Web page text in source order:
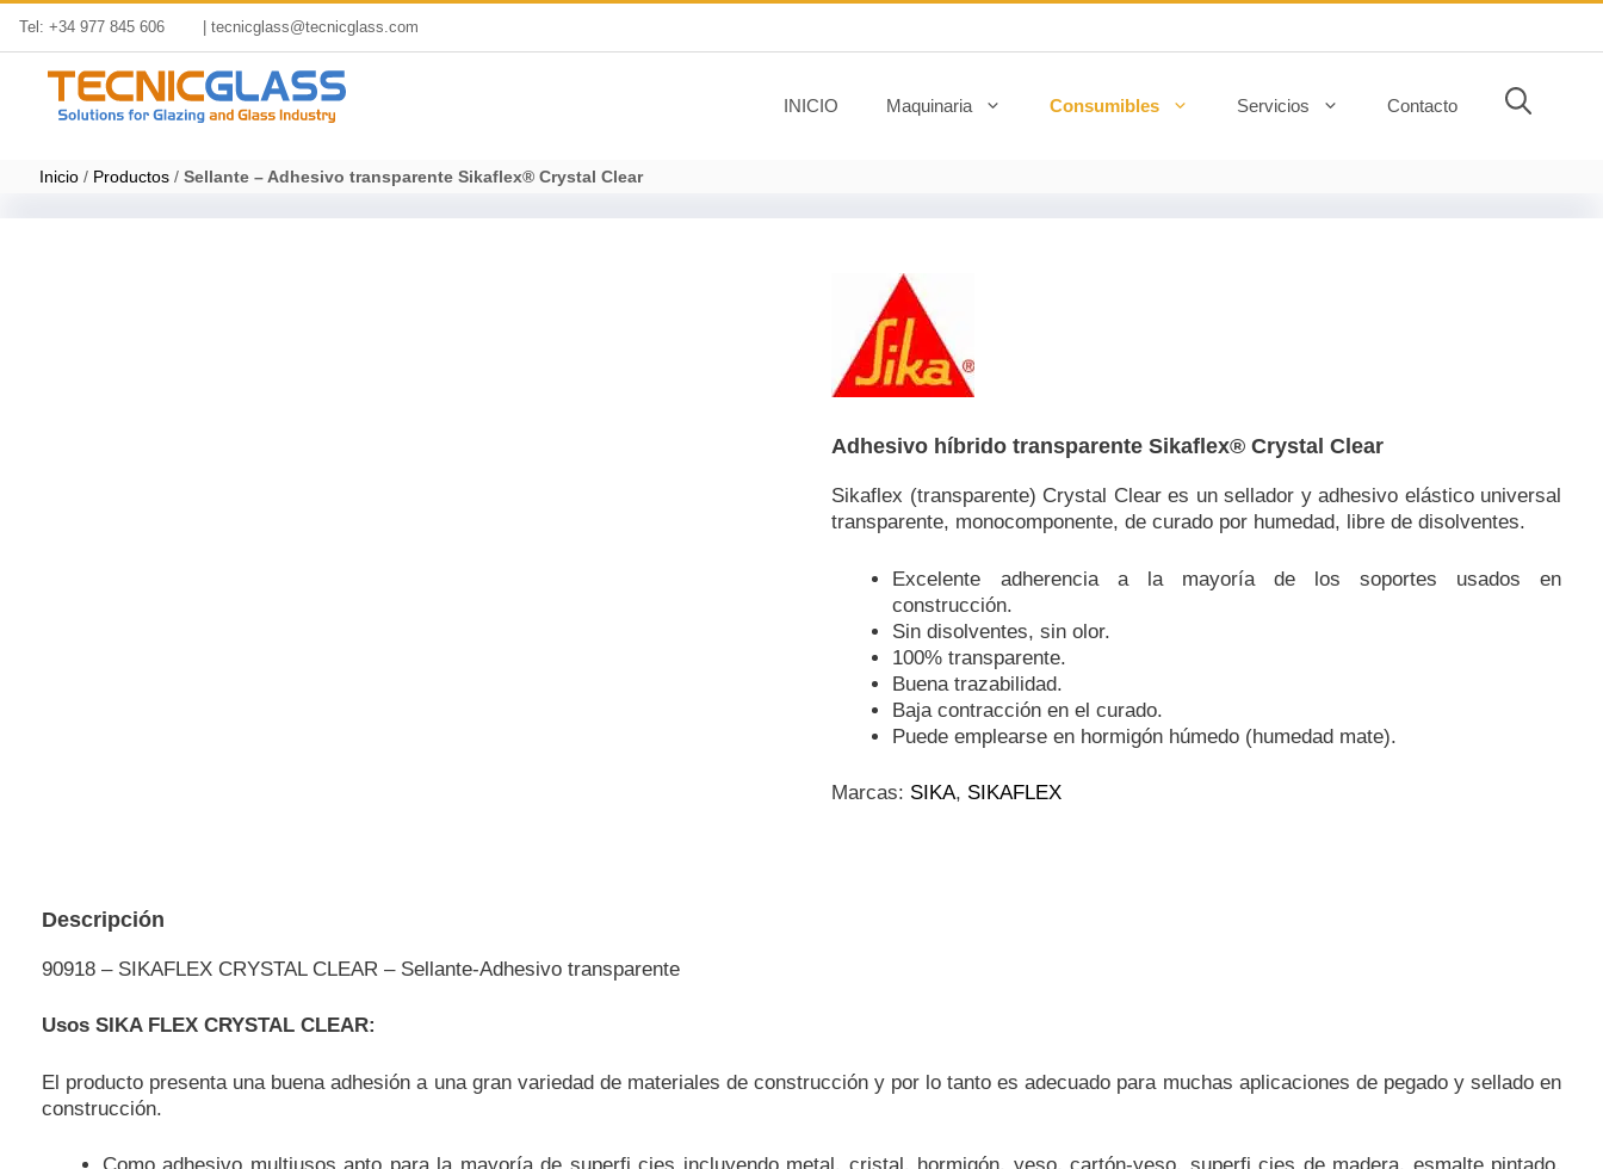
Saltar
Tel: +34 977 845 606 | tecnicglass@tecnicglass.com
INICIO Maquinaria Consumibles Servicios Contacto
Inicio / Productos / Sellante – Adhesivo transparente Sikaflex® Crystal Clear
Adhesivo híbrido transparente Sikaflex® Crystal Clear
Sikaflex (transparente) Crystal Clear es un sellador y adhesivo elástico universal
transparente, monocomponente, de curado por humedad, libre de disolventes.
Excelente adherencia a la mayoría de los soportes usados en
construcción.
Sin disolventes, sin olor.
100% transparente.
Buena trazabilidad.
Baja contracción en el curado.
Puede emplearse en hormigón húmedo (humedad mate).
Marcas: SIKA, SIKAFLEX
Descripción
90918 – SIKAFLEX CRYSTAL CLEAR – Sellante-Adhesivo transparente
Usos SIKA FLEX CRYSTAL CLEAR:
El producto presenta una buena adhesión a una gran variedad de materiales de construcción y por lo tanto es adecuado para muchas aplicaciones de pegado y sellado en
construcción.